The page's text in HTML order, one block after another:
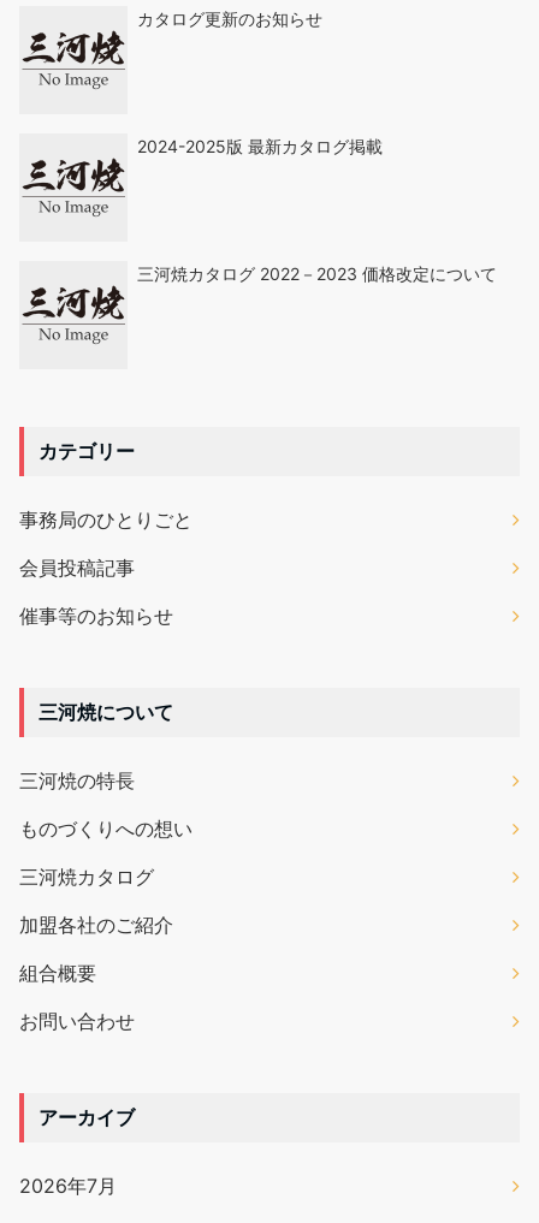
カタログ更新のお知らせ
2024-2025版 最新カタログ掲載
三河焼カタログ 2022－2023 価格改定について
カテゴリー
事務局のひとりごと
会員投稿記事
催事等のお知らせ
三河焼について
三河焼の特長
ものづくりへの想い
三河焼カタログ
加盟各社のご紹介
組合概要
お問い合わせ
アーカイブ
2026年7月